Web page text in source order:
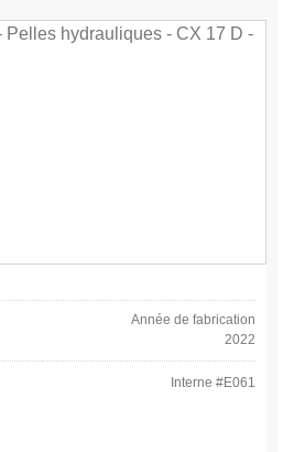
Année de fabrication
2022
Interne #E061